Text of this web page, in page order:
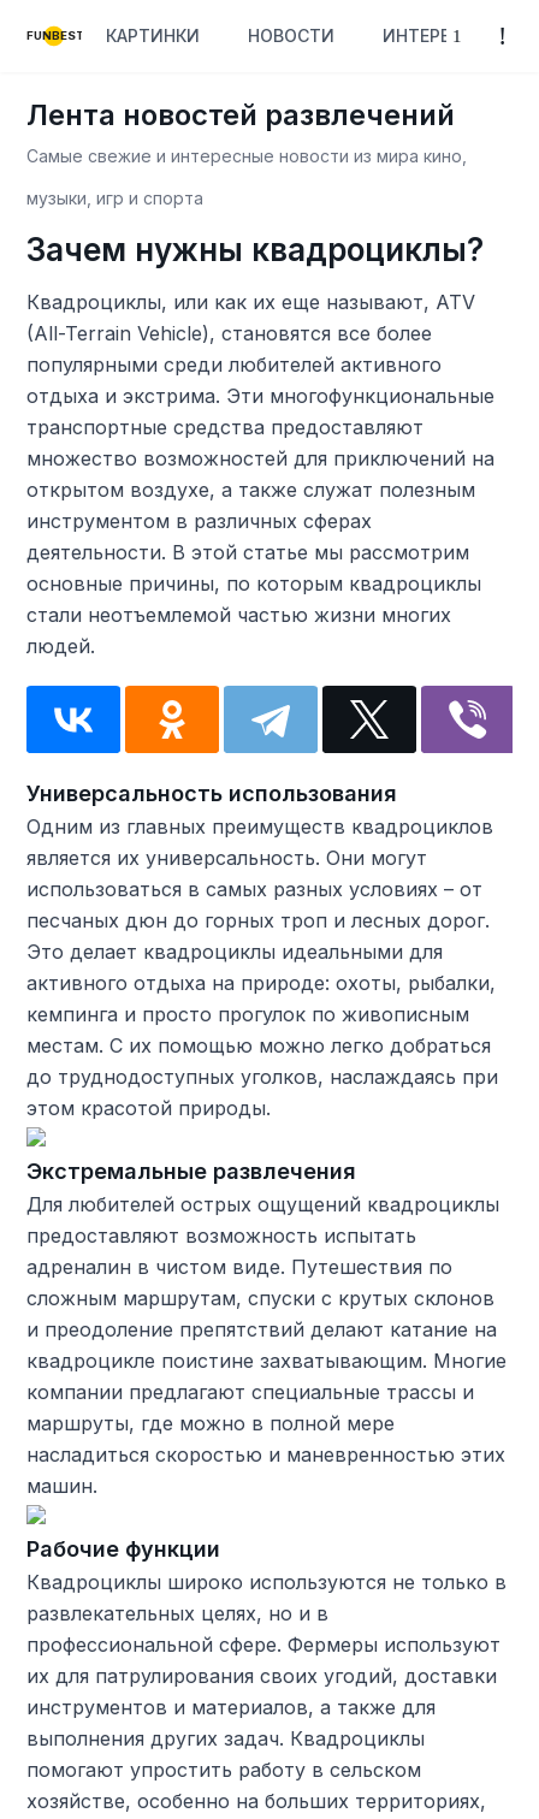
FUNBEST КАРТИНКИ НОВОСТИ ИНТЕРЕСНОЕ
Лента новостей развлечений
Самые свежие и интересные новости из мира кино,
музыки, игр и спорта
Зачем нужны квадроциклы?
Квадроциклы, или как их еще называют, ATV
(All-Terrain Vehicle), становятся все более
популярными среди любителей активного
отдыха и экстрима. Эти многофункциональные
транспортные средства предоставляют
множество возможностей для приключений на
открытом воздухе, а также служат полезным
инструментом в различных сферах
деятельности. В этой статье мы рассмотрим
основные причины, по которым квадроциклы
стали неотъемлемой частью жизни многих
людей.
Универсальность использования
Одним из главных преимуществ квадроциклов
является их универсальность. Они могут
использоваться в самых разных условиях – от
песчаных дюн до горных троп и лесных дорог.
Это делает квадроциклы идеальными для
активного отдыха на природе: охоты, рыбалки,
кемпинга и просто прогулок по живописным
местам. С их помощью можно легко добраться
до труднодоступных уголков, наслаждаясь при
этом красотой природы.
Экстремальные развлечения
Для любителей острых ощущений квадроциклы
предоставляют возможность испытать
адреналин в чистом виде. Путешествия по
сложным маршрутам, спуски с крутых склонов
и преодоление препятствий делают катание на
квадроцикле поистине захватывающим. Многие
компании предлагают специальные трассы и
маршруты, где можно в полной мере
насладиться скоростью и маневренностью этих
машин.
Рабочие функции
Квадроциклы широко используются не только в
развлекательных целях, но и в
профессиональной сфере. Фермеры используют
их для патрулирования своих угодий, доставки
инструментов и материалов, а также для
выполнения других задач. Квадроциклы
помогают упростить работу в сельском
хозяйстве, особенно на больших территориях,